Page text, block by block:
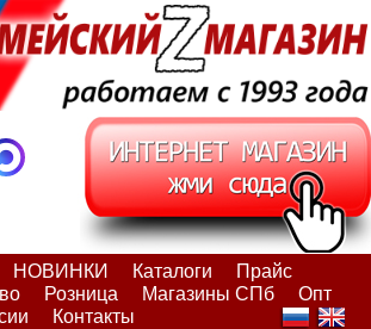
НОВИНКИ Каталоги
Прайс
Розница Магазины СПб
Опт
Контакты